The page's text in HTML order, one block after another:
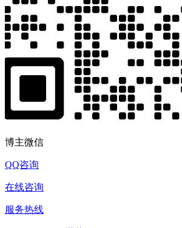
博主微信
QQ咨询
在线咨询
服务热线